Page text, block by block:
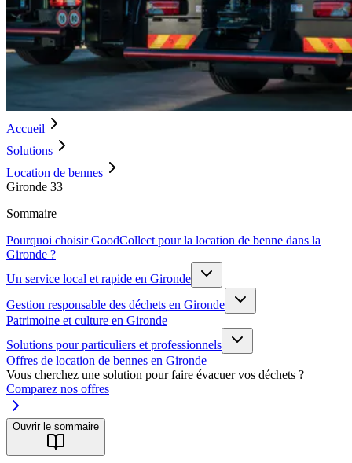
Accueil
Solutions
Location de bennes
Gironde 33
Sommaire
Pourquoi choisir GoodCollect pour la location de benne dans la
Gironde ?
Un service local et rapide en Gironde
Gestion responsable des déchets en Gironde
Patrimoine et culture en Gironde
Solutions pour particuliers et professionnels
Offres de location de bennes en Gironde
Vous cherchez une solution pour faire évacuer vos déchets ?
Comparez nos offres
Ouvrir le sommaire